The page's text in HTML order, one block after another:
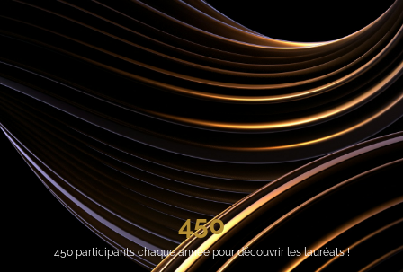
450
450 participants chaque année pour découvrir les lauréats !